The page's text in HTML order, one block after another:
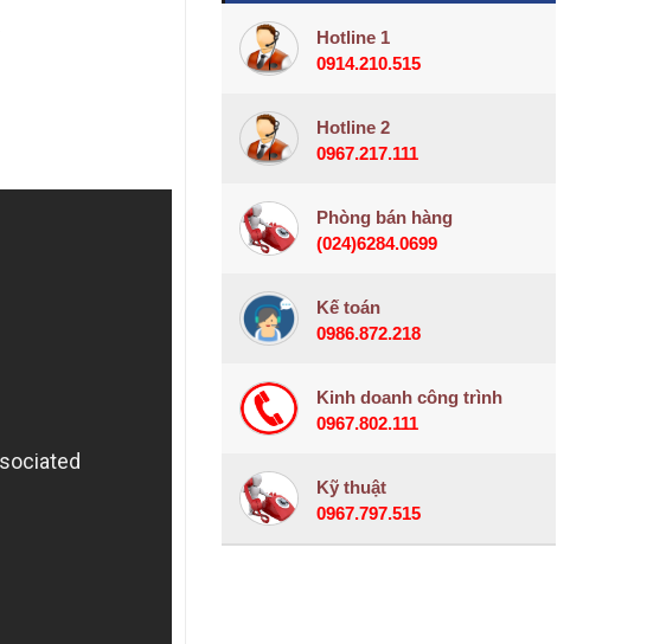
Hotline 1
0914.210.515
Hotline 2
0967.217.111
Phòng bán hàng
(024)6284.0699
Kế toán
0986.872.218
Kinh doanh công trình
0967.802.111
Kỹ thuật
0967.797.515